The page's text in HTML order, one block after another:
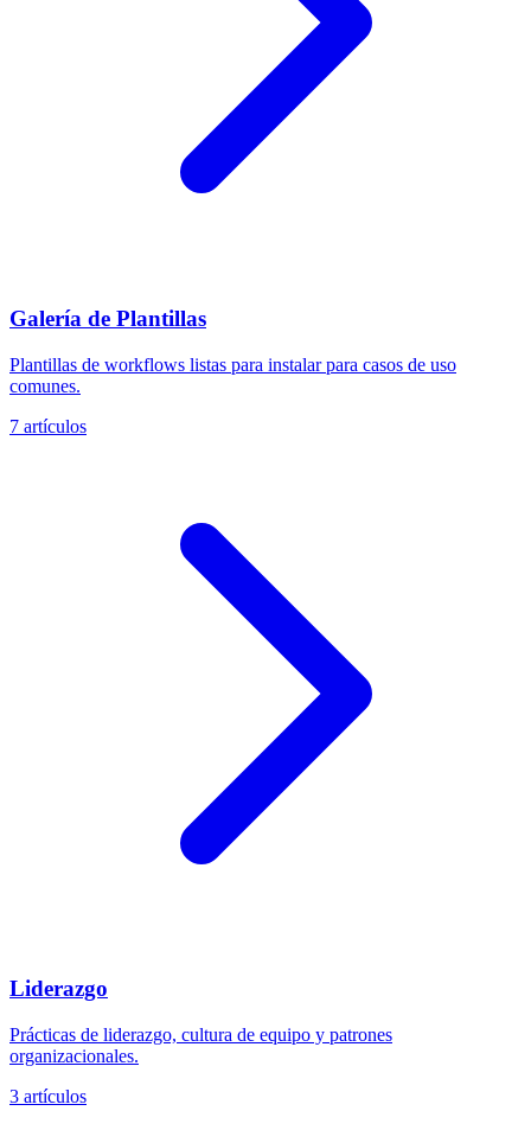
Galería de Plantillas
Plantillas de workflows listas para instalar para casos de uso
comunes.
7 artículos
Liderazgo
Prácticas de liderazgo, cultura de equipo y patrones
organizacionales.
3 artículos